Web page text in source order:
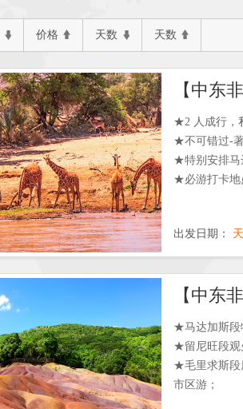
价格 天数 天数
出发日期：
★2 人成行，
★不可错过-
★特别安排马
★必游打卡地
【中东
★马达加斯段
★留尼旺段观
★毛里求斯段
市区游；